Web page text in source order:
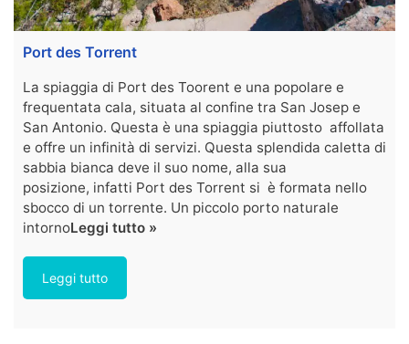
Port des Torrent
La spiaggia di Port des Toorent e una popolare e
frequentata cala, situata al confine tra San Josep e
San Antonio. Questa è una spiaggia piuttosto affollata
e offre un infinità di servizi. Questa splendida caletta di
sabbia bianca deve il suo nome, alla sua
posizione, infatti Port des Torrent si è formata nello
sbocco di un torrente. Un piccolo porto naturale
intornoLeggi tutto »
Leggi tutto